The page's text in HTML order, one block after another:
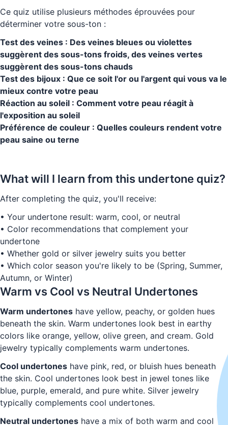
Ce quiz utilise plusieurs méthodes éprouvées pour
déterminer votre sous-ton :
Test des veines : Des veines bleues ou violettes
suggèrent des sous-tons froids, des veines vertes
suggèrent des sous-tons chauds
Test des bijoux : Que ce soit l'or ou l'argent qui vous va le
mieux contre votre peau
Réaction au soleil : Comment votre peau réagit à
l'exposition au soleil
Préférence de couleur : Quelles couleurs rendent votre
peau saine ou terne
What will I learn from this undertone quiz?
After completing the quiz, you'll receive:
• Your undertone result: warm, cool, or neutral
• Color recommendations that complement your
undertone
• Whether gold or silver jewelry suits you better
• Which color season you're likely to be (Spring, Summer,
Autumn, or Winter)
Warm vs Cool vs Neutral Undertones
Warm undertones have yellow, peachy, or golden hues
beneath the skin. Warm undertones look best in earthy
colors like orange, yellow, olive green, and cream. Gold
jewelry typically complements warm undertones.
Cool undertones have pink, red, or bluish hues beneath
the skin. Cool undertones look best in jewel tones like
blue, purple, emerald, and pure white. Silver jewelry
typically complements cool undertones.
Neutral undertones have a mix of both warm and cool